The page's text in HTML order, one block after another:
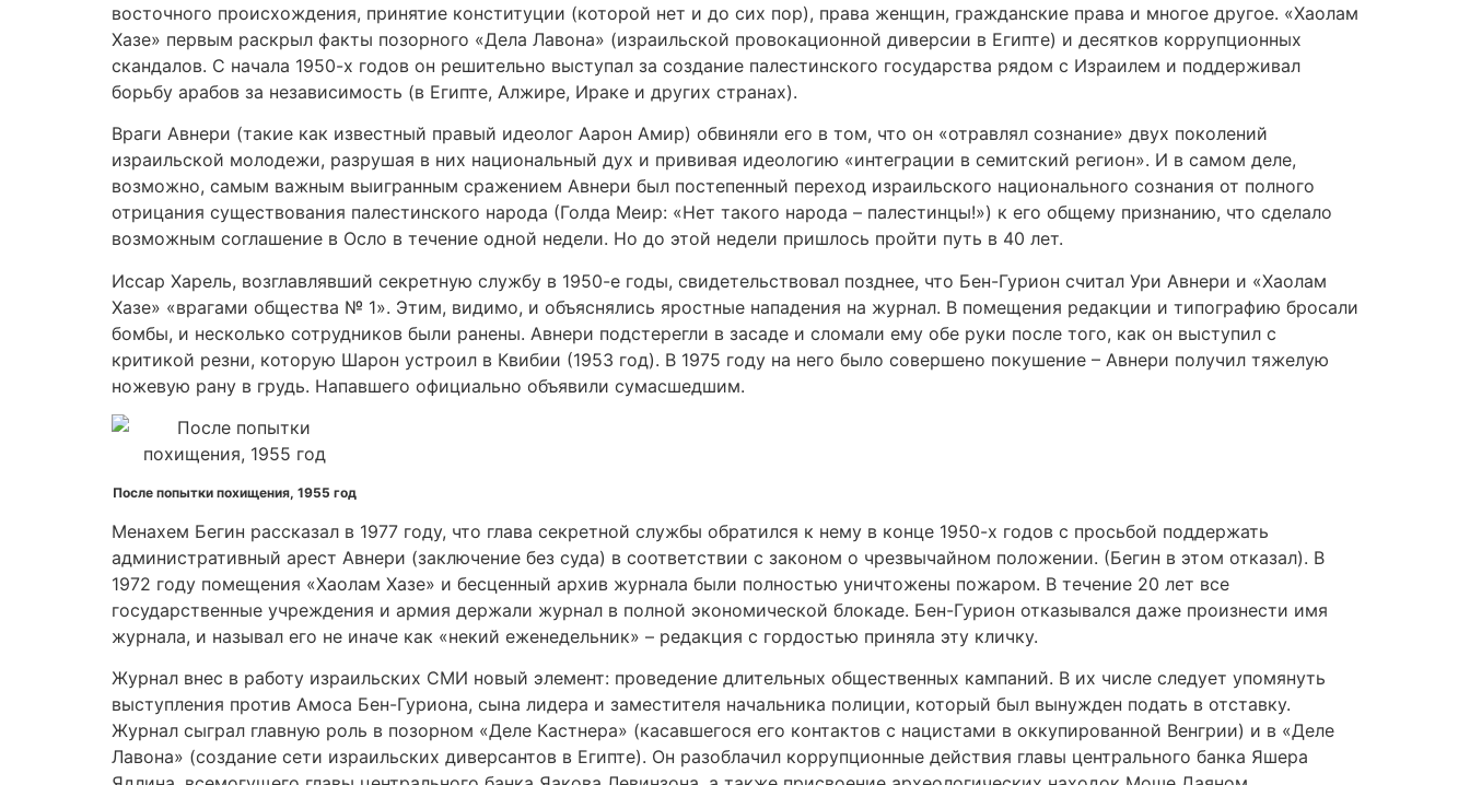
восточного происхождения, принятие конституции (которой нет и до сих пор), права женщин, гражданские права и многое другое. «Хаолам
Хазе» первым раскрыл факты позорного «Дела Лавона» (израильской провокационной диверсии в Египте) и десятков коррупционных
скандалов. С начала 1950-х годов он решительно выступал за создание палестинского государства рядом с Израилем и поддерживал
борьбу арабов за независимость (в Египте, Алжире, Ираке и других странах).
Враги Авнери (такие как известный правый идеолог Аарон Амир) обвиняли его в том, что он «отравлял сознание» двух поколений
израильской молодежи, разрушая в них национальный дух и прививая идеологию «интеграции в семитский регион». И в самом деле,
возможно, самым важным выигранным сражением Авнери был постепенный переход израильского национального сознания от полного
отрицания существования палестинского народа (Голда Меир: «Нет такого народа – палестинцы!») к его общему признанию, что сделало
возможным соглашение в Осло в течение одной недели. Но до этой недели пришлось пройти путь в 40 лет.
Иссар Харель, возглавлявший секретную службу в 1950-е годы, свидетельствовал позднее, что Бен-Гурион считал Ури Авнери и «Хаолам
Хазе» «врагами общества № 1». Этим, видимо, и объяснялись яростные нападения на журнал. В помещения редакции и типографию бросали
бомбы, и несколько сотрудников были ранены. Авнери подстерегли в засаде и сломали ему обе руки после того, как он выступил с
критикой резни, которую Шарон устроил в Квибии (1953 год). В 1975 году на него было совершено покушение – Авнери получил тяжелую
ножевую рану в грудь. Напавшего официально объявили сумасшедшим.
После попытки похищения, 1955 год
Менахем Бегин рассказал в 1977 году, что глава секретной службы обратился к нему в конце 1950-х годов с просьбой поддержать
административный арест Авнери (заключение без суда) в соответствии с законом о чрезвычайном положении. (Бегин в этом отказал). В
1972 году помещения «Хаолам Хазе» и бесценный архив журнала были полностью уничтожены пожаром. В течение 20 лет все
государственные учреждения и армия держали журнал в полной экономической блокаде. Бен-Гурион отказывался даже произнести имя
журнала, и называл его не иначе как «некий еженедельник» – редакция с гордостью приняла эту кличку.
Журнал внес в работу израильских СМИ новый элемент: проведение длительных общественных кампаний. В их числе следует упомянуть
выступления против Амоса Бен-Гуриона, сына лидера и заместителя начальника полиции, который был вынужден подать в отставку.
Журнал сыграл главную роль в позорном «Деле Кастнера» (касавшегося его контактов с нацистами в оккупированной Венгрии) и в «Деле
Лавона» (создание сети израильских диверсантов в Египте). Он разоблачил коррупционные действия главы центрального банка Яшера